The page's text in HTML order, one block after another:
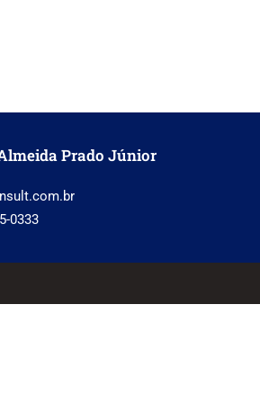
Prado Júnior
0333